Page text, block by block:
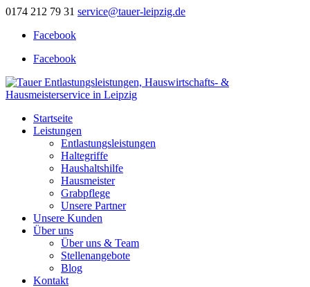
0174 212 79 31 service@tauer-leipzig.de
Facebook
Facebook
Startseite
Leistungen
Entlastungsleistungen
Haltegriffe
Haushaltshilfe
Hausmeister
Grabpflege
Unsere Partner
Unsere Kunden
Über uns
Über uns & Team
Stellenangebote
Blog
Kontakt